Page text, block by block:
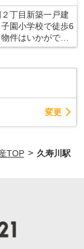
丁目新築一戸建
園小学校で徒歩6
件はいかがでし
。西宮市の阪神
変更
TOP > 久寿川駅